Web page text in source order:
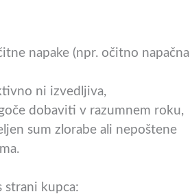
napake (npr. očitno napačna
ni izvedljiva,
dobaviti v razumnem roku,
sum zlorabe ali nepoštene
strani kupca: